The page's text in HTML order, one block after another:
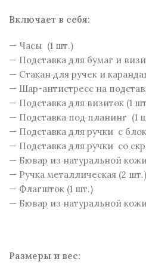
Включает в себя:
— Часы (1 шт.)
— Подставка для бумаг и
— Стакан для ручек и
— Шар-антистресс на
— Подставка для визиток (1
— Подставка под планинг (1
— Подставка для ручки с
— Подставка для ручки со
— Бювар из натуральной
— Ручка металлическая (2 шт.)
— Флагшток (1 шт.)
— Бювар из натуральной
Размеры и веc: